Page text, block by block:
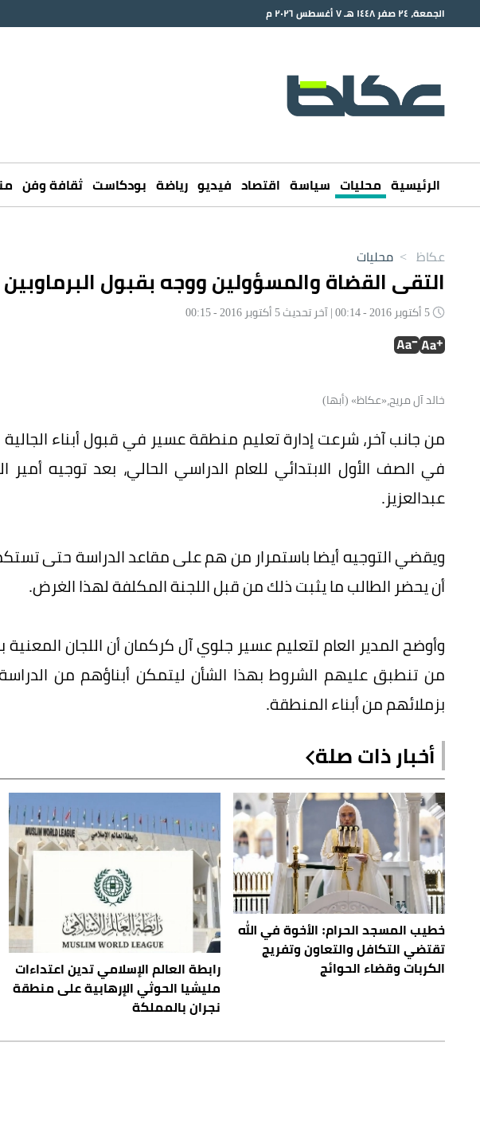
الجمعة، ٢٤ صفر ١٤٤٨ هـ ٧ أغسطس ٢٠٢٦ م
الرئيسية محليات سياسة اقتصاد فيديو رياضة بودكاست ثقافة وفن
عكاظ > محليات
التقى القضاة والمسؤولين ووجه بقبول
خالد آل مريح،«عكاظ» (أبها)
من جانب آخر، شرعت إدارة تعليم منطقة عسير في قبول أبناء
في الصف الأول الابتدائي للعام الدراسي الحالي، بعد توجيه
عبدالعزيز.
ويقضي التوجيه أيضا باستمرار من هم على مقاعد الدراسة حتى
أن يحضر الطالب ما يثبت ذلك من قبل اللجنة المكلفة لهذا الغرض.
وأوضح المدير العام لتعليم عسير جلوي آل كركمان أن اللجان
من تنطبق عليهم الشروط بهذا الشأن ليتمكن أبناؤهم من
بزملائهم من أبناء المنطقة.
أخبار ذات صلة
خطيب المسجد الحرام: الأخوة في الله
تقتضي التكافل والتعاون وتفريج
الكربات وقضاء الحوائج
رابطة العالم الإسلامي تدين اعتداءات
مليشيا الحوثي الإرهابية على منطقة
نجران بالمملكة